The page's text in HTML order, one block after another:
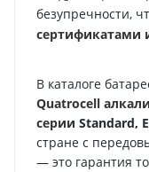
безупречности,
сертификатами
В каталоге
Quatrocell
серии Standard,
стране с
— это гарантия